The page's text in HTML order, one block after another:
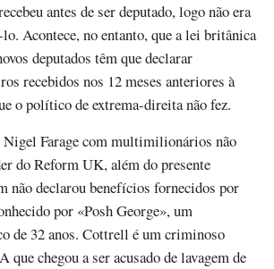
antes de ser deputado, logo não era
Acontece, no entanto, que a lei britânica
deputados têm que declarar
recebidos nos 12 meses anteriores à
o político de extrema-direita não fez.
Nigel Farage com multimilionários não
do Reform UK, além do presente
não declarou benefícios fornecidos por
por «Posh George», um
de 32 anos. Cottrell é um criminoso
que chegou a ser acusado de lavagem de